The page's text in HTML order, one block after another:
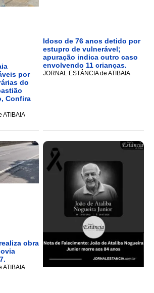
por
do
Confira
ATIBAIA
Idoso de 76 anos detido por
estupro de vulnerável;
apuração indica outro caso
envolvendo 11 crianças.
JORNAL ESTÂNCIA de ATIBAIA
obra
ATIBAIA